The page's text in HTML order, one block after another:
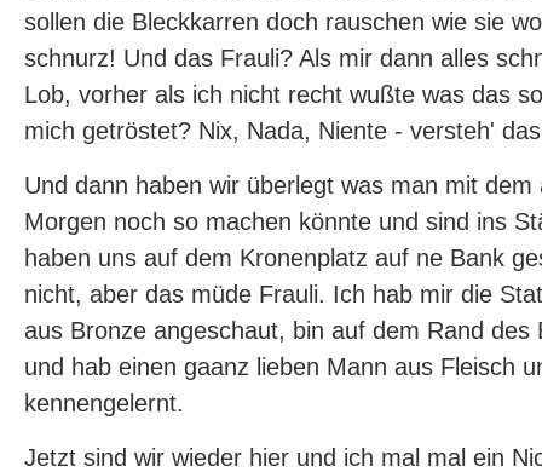
sollen die Bleckkarren doch rauschen wie sie
schnurz! Und das Frauli? Als mir dann alles
Lob, vorher als ich nicht recht wußte was das
mich getröstet? Nix, Nada, Niente - versteh'
Und dann haben wir überlegt was man mit dem
Morgen noch so machen könnte und sind ins
haben uns auf dem Kronenplatz auf ne Bank
nicht, aber das müde Frauli. Ich hab mir die
aus Bronze angeschaut, bin auf dem Rand des
und hab einen gaanz lieben Mann aus Fleisch
kennengelernt.
Jetzt sind wir wieder hier und ich mal mal ein